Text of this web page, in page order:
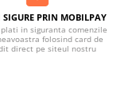
SIGURE PRIN MOBILPAY
in siguranta comenzile
folosind card de
direct pe siteul nostru